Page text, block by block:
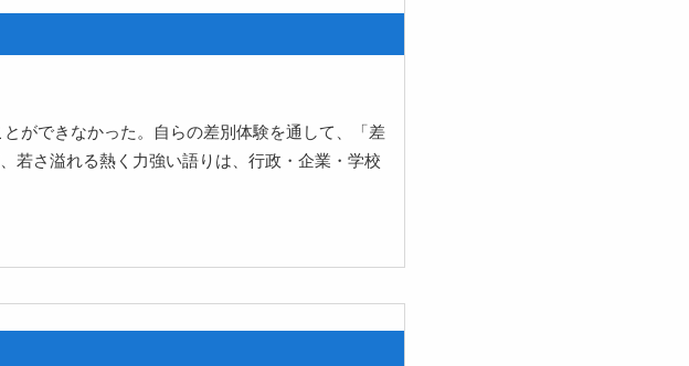
ができなかった。自らの差別体験を通して、「差
若さ溢れる熱く力強い語りは、行政・企業・学校